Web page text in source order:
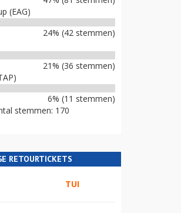
(EAG)
24% (42 stemmen)
21% (36 stemmen)
6% (11 stemmen)
stemmen: 170
RETOURTICKETS
TUI